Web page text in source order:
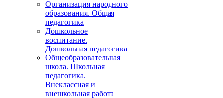
Организация народного
образования. Общая
педагогика
Дошкольное
воспитание.
Дошкольная педагогика
Общеобразовательная
школа. Школьная
педагогика.
Внеклассная и
внешкольная работа